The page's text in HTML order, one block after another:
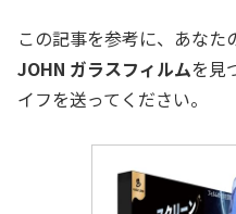
この記事を参考に、あなた
JOHN ガラスフィルムを見
イフを送ってください。